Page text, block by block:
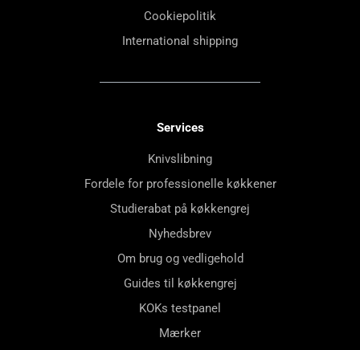
Cookiepolitik
International shipping
Services
Knivslibning
Fordele for professionelle køkkener
Studierabat på køkkengrej
Nyhedsbrev
Om brug og vedligehold
Guides til køkkengrej
KOKs testpanel
Mærker